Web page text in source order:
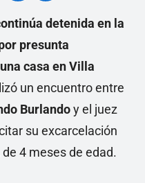
detenida en la
presunta
casa en Villa
un encuentro entre
Burlandoy el juez
su excarcelación
4 meses de edad.